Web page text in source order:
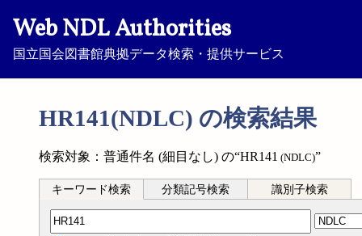
Web NDL Authorities
国立国会図書館典拠データ検索・提供サービス
HR141(NDLC) の検索結果
検索対象：普通件名 (細目なし) の“HR141 (NDLC)”
キーワード検索 分類記号検索 識別子検索
分類記号検索